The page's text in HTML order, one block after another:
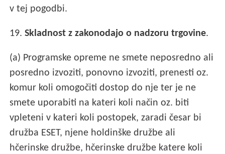
v tej pogodbi.
19. Skladnost z zakonodajo o nadzoru trgovine.
(a) Programske opreme ne smete neposredno ali
posredno izvoziti, ponovno izvoziti, prenesti oz.
komur koli omogočiti dostop do nje ter je ne
smete uporabiti na kateri koli način oz. biti
vpleteni v kateri koli postopek, zaradi česar bi
družba ESET, njene holdinške družbe ali
hčerinske družbe, hčerinske družbe katere koli